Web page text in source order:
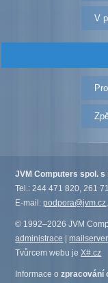
V
JVM Computers spol. s
Tel.: 244 471 820, 261
E-mail:podpora@jvm.cz
© 1992–2026 JVM
administrace |mailserver
Tvůrcem webu jeX#.cz
Informace ozpracování